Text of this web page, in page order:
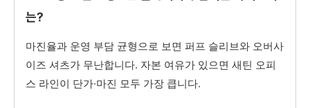
는?
마진율과 운영 부담 균형으로 보면 퍼프 슬리브와 오버사
이즈 셔츠가 무난합니다. 자본 여유가 있으면 새틴 오피
스 라인이 단가·마진 모두 가장 큽니다.